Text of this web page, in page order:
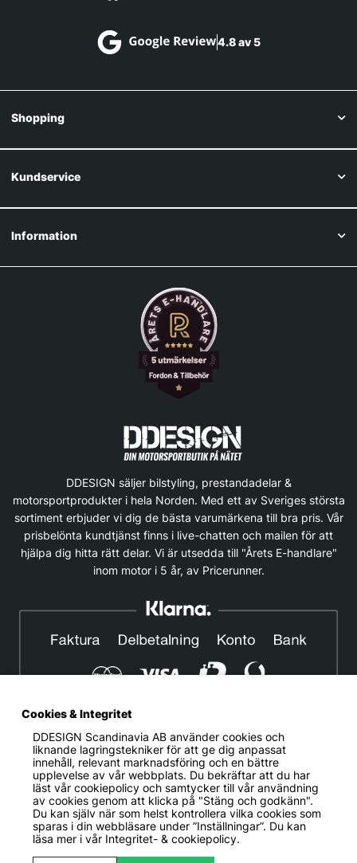
4.8 av 5
Shopping
Kundservice
Information
DDESIGN säljer bilstyling, prestandadelar &
motorsportprodukter i hela Norden. Med ett av Sveriges största
sortiment erbjuder vi dig de bästa varumärkena till bra pris. Vår
prisbelönta kundtjänst finns i live-chatten och mailen för att
hjälpa dig hitta rätt delar. Vi är utsedda till "Årets E-handlare"
inom motor i 5 år, av Pricerunner.
© DDESIGN. Alla rättigheter reserverade.
Om oss|Privacy policy|Cookiepolicy|Köp- och
leveransvillkor
Telefonnummer: 019-507 40 01
Helgfria vardagar 10:00-12:00
DDESIGN Scandinavia AB Organisationsnummer:
Cookies & Integritet
DDESIGN Scandinavia ABanvänder cookies och
liknande lagringstekniker för att ge dig anpassat
innehåll, relevant marknadsföring och en bättre
upplevelse av vår webbplats. Du bekräftar att du har
läst vår cookiepolicy och samtycker till vår användning
av cookies genom att klicka på "Stäng och godkänn".
Du kan själv när som helst kontrollera vilka cookies som
sparas i din webbläsare under ”Inställningar”. Du kan
läsa mer i vår Integritet- & cookiepolicy.